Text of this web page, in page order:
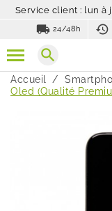
Service client : lun à
local_shipping 24/48h
search
Accueil
Oled (Qualité